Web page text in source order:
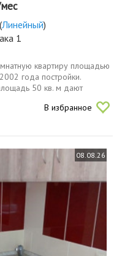
(Линейный)
1
квартиру площадью
года постройки.
50 кв. м дают
высота потолков
В избранное
08.08.26